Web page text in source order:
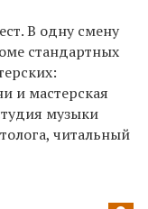
В одну смену
стандартных
и мастерская
музыки
читальный